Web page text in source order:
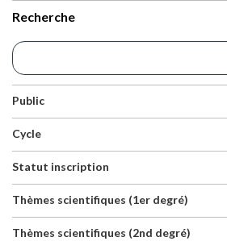
Recherche
Public
Cycle
Statut inscription
Thèmes scientifiques (1er degré)
Thèmes scientifiques (2nd degré)